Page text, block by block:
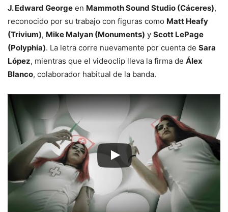
J. Edward George en Mammoth Sound Studio (Cáceres),
reconocido por su trabajo con figuras como Matt Heafy
(Trivium), Mike Malyan (Monuments) y Scott LePage
(Polyphia). La letra corre nuevamente por cuenta de Sara
López, mientras que el videoclip lleva la firma de Álex
Blanco, colaborador habitual de la banda.